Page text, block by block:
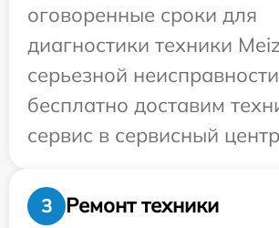
оговоренные сроки для
диагностики техники
серьезной
бесплатно доставим
сервис в сервисный
3
Ремонт техники